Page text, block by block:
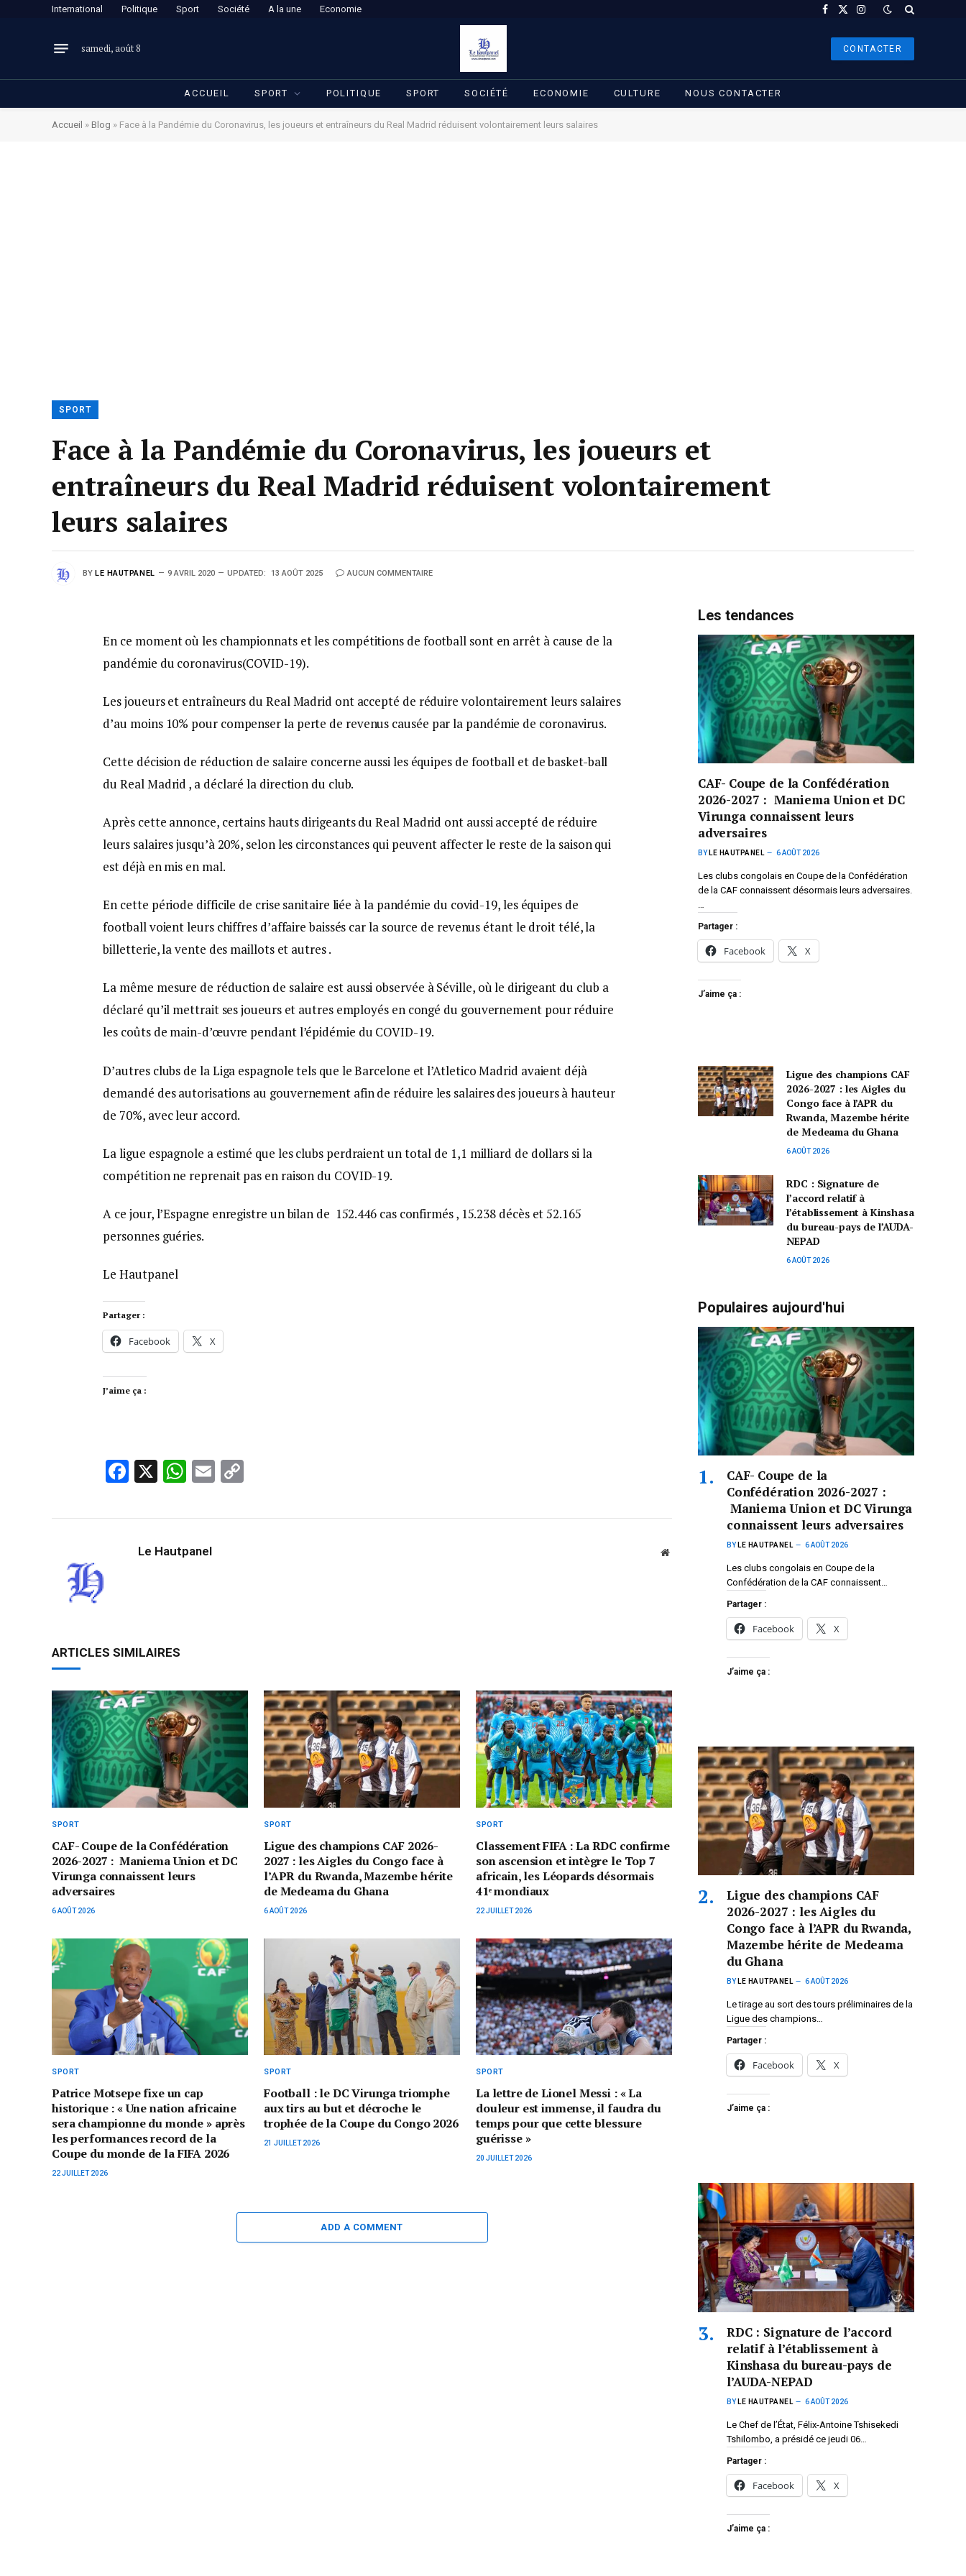
International Politique Sport Société A la une Economie Facebook
X
Instagram
samedi, août 8 CONTACTER
ACCUEIL SPORT POLITIQUE SPORT SOCIÉTÉ ECONOMIE CULTURE NOUS CONTACTER
Accueil » Blog » Face à la Pandémie du Coronavirus, les joueurs et entraîneurs du Real Madrid réduisent volontairement leurs salaires
SPORT
Face à la Pandémie du Coronavirus, les joueurs et
entraîneurs du Real Madrid réduisent volontairement
leurs salaires
BY LE HAUTPANEL 9 AVRIL 2020 UPDATED: 13 AOÛT 2025 AUCUN COMMENTAIRE
En ce moment où les championnats et les compétitions de football sont en arrêt à cause de la
pandémie du coronavirus(COVID-19).
Les joueurs et entraîneurs du Real Madrid ont accepté de réduire volontairement leurs salaires
d’au moins 10% pour compenser la perte de revenus causée par la pandémie de coronavirus.
Cette décision de réduction de salaire concerne aussi les équipes de football et de basket-ball
du Real Madrid , a déclaré la direction du club.
Après cette annonce, certains hauts dirigeants du Real Madrid ont aussi accepté de réduire
leurs salaires jusqu’à 20%, selon les circonstances qui peuvent affecter le reste de la saison qui
est déjà en mis en mal.
En cette période difficile de crise sanitaire liée à la pandémie du covid-19, les équipes de
football voient leurs chiffres d’affaire baissés car la source de revenus étant le droit télé, la
billetterie, la vente des maillots et autres .
La même mesure de réduction de salaire est aussi observée à Séville, où le dirigeant du club a
déclaré qu’il mettrait ses joueurs et autres employés en congé du gouvernement pour réduire
les coûts de main-d’œuvre pendant l’épidémie du COVID-19.
D’autres clubs de la Liga espagnole tels que le Barcelone et l’Atletico Madrid avaient déjà
demandé des autorisations au gouvernement afin de réduire les salaires des joueurs à hauteur
de 70%, avec leur accord.
La ligue espagnole a estimé que les clubs perdraient un total de 1,1 milliard de dollars si la
compétition ne reprenait pas en raison du COVID-19.
A ce jour, l’Espagne enregistre un bilan de 152.446 cas confirmés , 15.238 décès et 52.165
personnes guéries.
Le Hautpanel
Partager :
Facebook X
J’aime ça :
Facebook
X WhatsApp
Email
Le Hautpanel Website
ARTICLES SIMILAIRES
SPORT
CAF- Coupe de la Confédération
2026-2027 : Maniema Union et DC
Virunga connaissent leurs
adversaires
6 AOÛT 2026
SPORT
Ligue des champions CAF 2026-
2027 : les Aigles du Congo face à
l’APR du Rwanda, Mazembe hérite
de Medeama du Ghana
6 AOÛT 2026
SPORT
Classement FIFA : La RDC confirme
son ascension et intègre le Top 7
africain, les Léopards désormais
41ᵉ mondiaux
22 JUILLET 2026
SPORT
Patrice Motsepe fixe un cap
historique : « Une nation africaine
sera championne du monde » après
les performances record de la
Coupe du monde de la FIFA 2026
22 JUILLET 2026
SPORT
Football : le DC Virunga triomphe
aux tirs au but et décroche le
trophée de la Coupe du Congo 2026
21 JUILLET 2026
SPORT
La lettre de Lionel Messi : « La
douleur est immense, il faudra du
temps pour que cette blessure
guérisse »
20 JUILLET 2026
ADD A COMMENT
Les tendances
CAF- Coupe de la Confédération
2026-2027 : Maniema Union et DC
Virunga connaissent leurs
adversaires
BY LE HAUTPANEL 6 AOÛT 2026
Les clubs congolais en Coupe de la Confédération
de la CAF connaissent désormais leurs adversaires.
…
Partager :
Facebook X
J’aime ça :
Ligue des champions CAF
2026-2027 : les Aigles du
Congo face à l’APR du
Rwanda, Mazembe hérite
de Medeama du Ghana
6 AOÛT 2026
RDC : Signature de
l’accord relatif à
l’établissement à Kinshasa
du bureau-pays de l’AUDA-
NEPAD
6 AOÛT 2026
Populaires aujourd'hui
CAF- Coupe de la
Confédération 2026-2027 :
Maniema Union et DC Virunga
connaissent leurs adversaires
BY LE HAUTPANEL 6 AOÛT 2026
Les clubs congolais en Coupe de la
Confédération de la CAF connaissent…
Partager :
Facebook X
J’aime ça :
Ligue des champions CAF
2026-2027 : les Aigles du
Congo face à l’APR du Rwanda,
Mazembe hérite de Medeama
du Ghana
BY LE HAUTPANEL 6 AOÛT 2026
Le tirage au sort des tours préliminaires de la
Ligue des champions…
Partager :
Facebook X
J’aime ça :
RDC : Signature de l’accord
relatif à l’établissement à
Kinshasa du bureau-pays de
l’AUDA-NEPAD
BY LE HAUTPANEL 6 AOÛT 2026
Le Chef de l’État, Félix-Antoine Tshisekedi
Tshilombo, a présidé ce jeudi 06…
Partager :
Facebook X
J’aime ça :